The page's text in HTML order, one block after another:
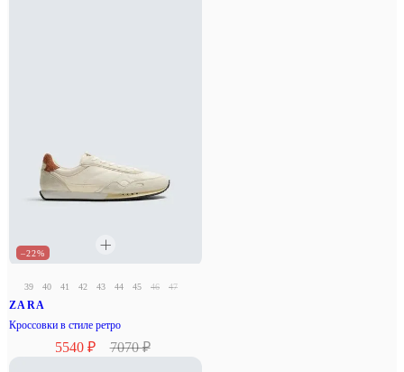
–22%
39 40 41 42 43 44 45 46 47
ZARA
Кроссовки в стиле ретро
5540 ₽ 7070 ₽